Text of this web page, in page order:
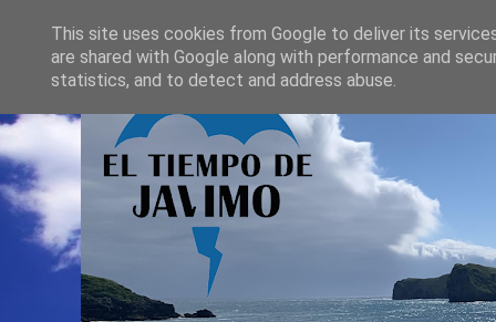
This site uses cookies from Google to deliver its
are shared with Google along with performance and
statistics, and to detect and address abuse.